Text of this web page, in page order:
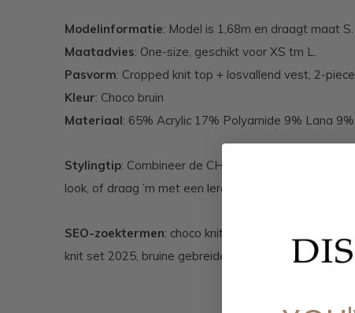
Modelinformatie: Model is 1,68m en draagt maat S.
Maatadvies: One-size, geschikt voor XS tm L.
Pasvorm: Cropped knit top + losvallend vest, 2-
Kleur: Choco bruin
Materiaal: 65% Acrylic 17% Polyamide 9% Lana
Stylingtip: Combineer de CHOCO KNIT SET met
look, of draag ’m met een leren broek en laarsjes
SEO-zoektermen: choco knit set dames, 2-piece
knit set 2025, bruine gebreide set DISINO.